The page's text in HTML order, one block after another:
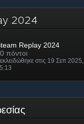
2024
Replay 2024
πόντοι
στις 19 Σεπ 2025,